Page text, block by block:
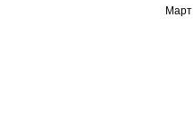
Март